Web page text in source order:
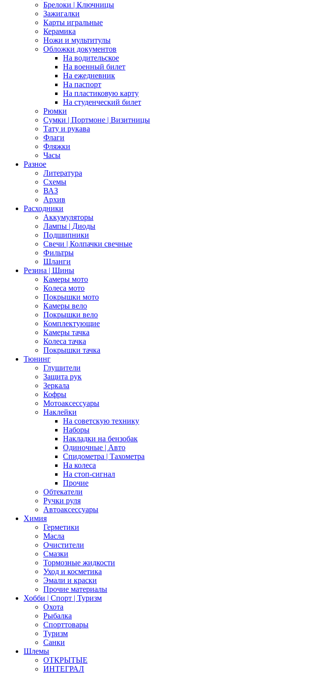
Брелоки | Ключницы
Зажигалки
Карты игральные
Керамика
Ножи и мультитулы
Обложки документов
На водительское
На военный билет
На ежедневник
На паспорт
На пластиковую карту
На студенческий билет
Рюмки
Сумки | Портмоне | Визитницы
Тату и рукава
Флаги
Фляжки
Часы
Разное
Литература
Схемы
ВАЗ
Архив
Расходники
Аккумуляторы
Лампы | Диоды
Подшипники
Свечи | Колпачки свечные
Фильтры
Шланги
Резина | Шины
Камеры мото
Колеса мото
Покрышки мото
Камеры вело
Покрышки вело
Комплектующие
Камеры тачка
Колеса тачка
Покрышки тачка
Тюнинг
Глушители
Защита рук
Зеркала
Кофры
Мотоаксессуары
Наклейки
На советскую технику
Наборы
Накладки на бензобак
Одиночные | Авто
Спидометра | Тахометра
На колеса
На стоп-сигнал
Прочие
Обтекатели
Ручки руля
Автоаксессуары
Химия
Герметики
Масла
Очистители
Смазки
Тормозные жидкости
Уход и косметика
Эмали и краски
Прочие материалы
Хобби | Cпорт | Туризм
Охота
Рыбалка
Спорттовары
Туризм
Санки
Шлемы
ОТКРЫТЫЕ
ИНТЕГРАЛ